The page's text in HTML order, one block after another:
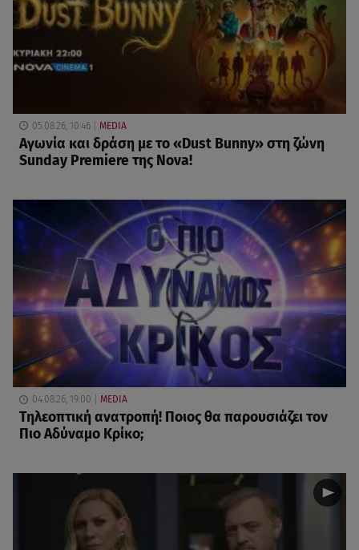
05.08.26, 10:46 MEDIA
Αγωνία και δράση με το «Dust Bunny» στη ζώνη
Sunday Premiere της Nova!
04.08.26, 19:00 MEDIA
Τηλεοπτική ανατροπή! Ποιος θα παρουσιάζει τον
Πιο Αδύναμο Κρίκο;